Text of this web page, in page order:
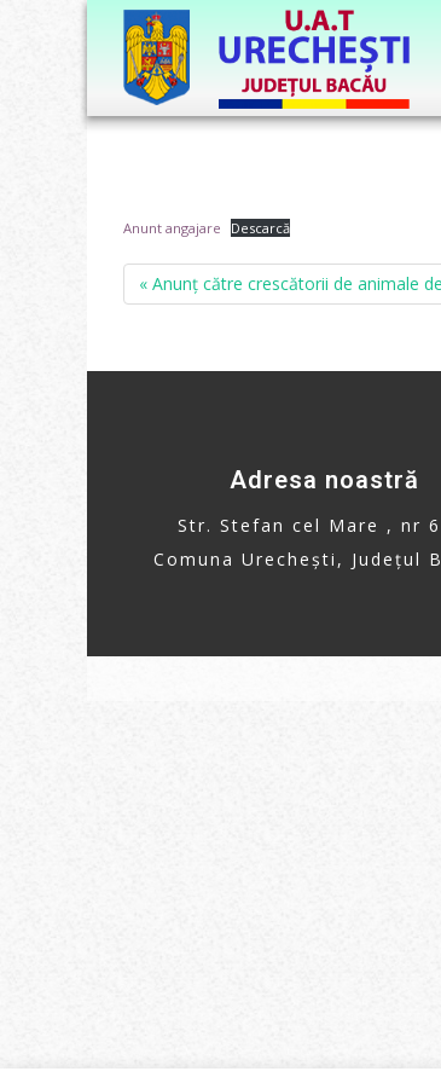
Anunt angajare Descarcă
« Anunț către crescătorii de animale
Adresa noastră
Str. Stefan cel Mare , nr
Comuna Urechești, Județul